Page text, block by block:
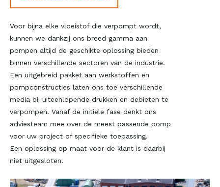
Voor bijna elke vloeistof die verpompt wordt,
kunnen we dankzij ons breed gamma aan
pompen altijd de geschikte oplossing bieden
binnen verschillende sectoren van de industrie.
Een uitgebreid pakket aan werkstoffen en
pompconstructies laten ons toe verschillende
media bij uiteenlopende drukken en debieten te
verpompen. Vanaf de initiële fase denkt ons
adviesteam mee over de meest passende pomp
voor uw project of specifieke toepassing.
Een oplossing op maat voor de klant is daarbij
niet uitgesloten.